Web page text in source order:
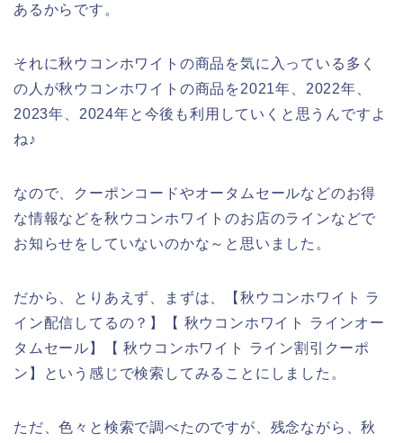
あるからです。
それに秋ウコンホワイトの商品を気に入っている多く
の人が秋ウコンホワイトの商品を2021年、2022年、
2023年、2024年と今後も利用していくと思うんですよ
ね♪
なので、クーポンコードやオータムセールなどのお得
な情報などを秋ウコンホワイトのお店のラインなどで
お知らせをしていないのかな～と思いました。
だから、とりあえず、まずは、【秋ウコンホワイト ラ
イン配信してるの？】【 秋ウコンホワイト ラインオー
タムセール】【 秋ウコンホワイト ライン割引クーポ
ン】という感じで検索してみることにしました。
ただ、色々と検索で調べたのですが、残念ながら、秋